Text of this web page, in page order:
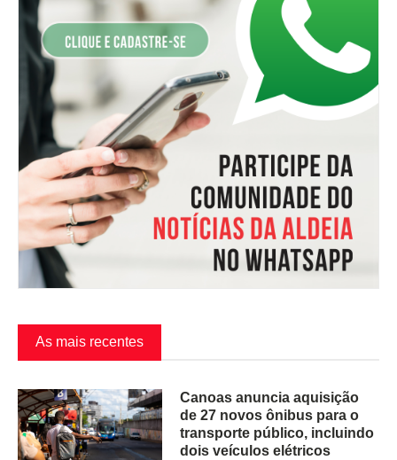
As mais recentes
Canoas anuncia aquisição
de 27 novos ônibus para o
transporte público, incluindo
dois veículos elétricos